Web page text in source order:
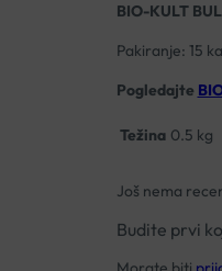
BIO-KULT
Pakiranje: 15
Pogledajte
Težina 0.5 kg
Još nema
Budite prvi